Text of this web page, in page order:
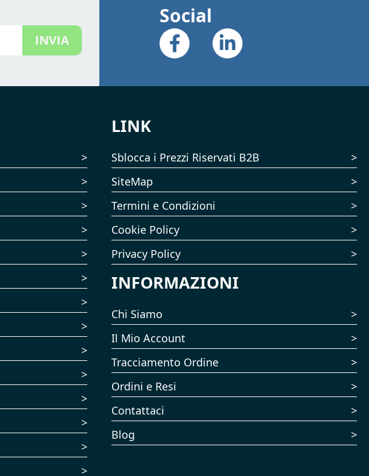
INVIA
Social
LINK
Sblocca i Prezzi Riservati B2B
SiteMap
Termini e Condizioni
Cookie Policy
Privacy Policy
INFORMAZIONI
Chi Siamo
Il Mio Account
Tracciamento Ordine
Ordini e Resi
Contattaci
Blog